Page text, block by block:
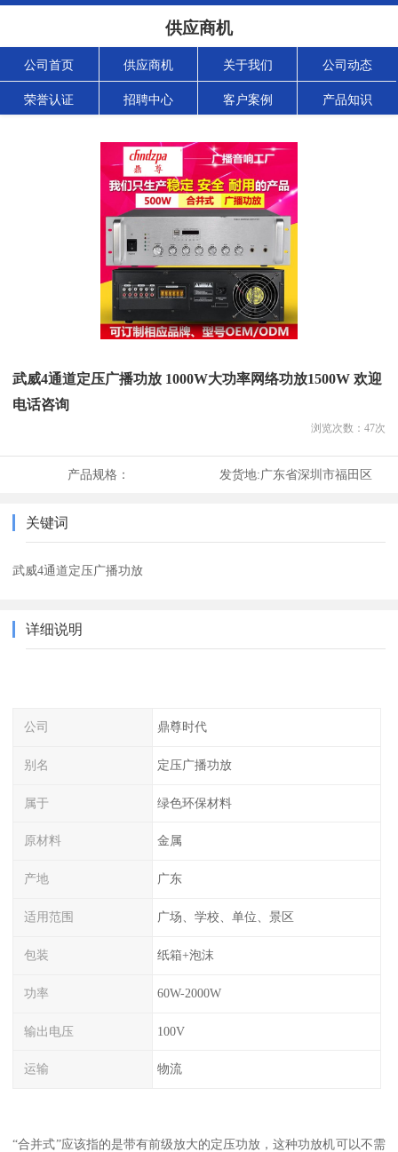
供应商机
公司首页 供应商机 关于我们 公司动态
荣誉认证 招聘中心 客户案例 产品知识
武威4通道定压广播功放 1000W大功率网络功放1500W 欢迎
电话咨询
浏览次数： 47次
产品规格： 发货地:广东省深圳市福田区
关键词
武威4通道定压广播功放
详细说明
公司 鼎尊时代
别名 定压广播功放
属于 绿色环保材料
原材料 金属
产地 广东
适用范围 广场、学校、单位、景区
包装 纸箱+泡沫
功率 60W-2000W
输出电压 100V
运输 物流
“合并式”应该指的是带有前级放大的定压功放，这种功放机可以不需